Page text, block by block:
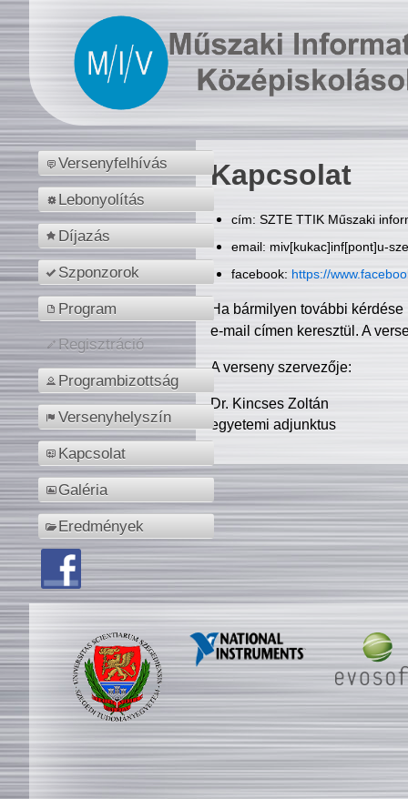
Versenyfelhívás
Lebonyolítás
Díjazás
Szponzorok
Program
Regisztráció
Programbizottság
Versenyhelyszín
Kapcsolat
Galéria
Eredmények
Kapcsolat
cím: SZTE TTIK Műszaki
email: miv[kukac]inf[pont]u-
facebook: https://
Ha bármilyen további
e-mail címen keresztül. A
A verseny szervezője:
Dr. Kincses Zoltán
egyetemi adjunktus